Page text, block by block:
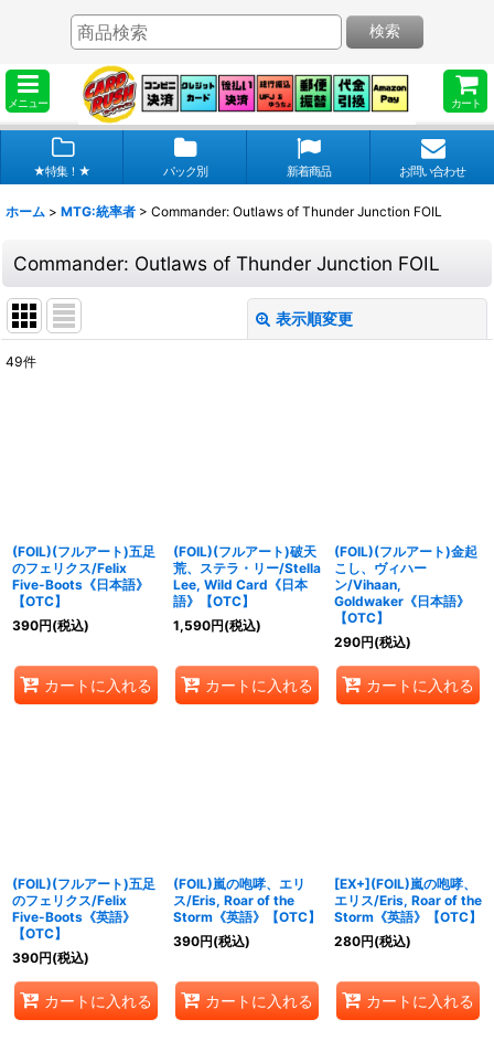
メニュー カート
検索
★特集！★ パック別 新着商品 お問い合わせ
ホーム > MTG:統率者 > Commander: Outlaws of Thunder Junction FOIL
Commander: Outlaws of Thunder Junction FOIL
表示順変更
絞り込む
49件
(FOIL)(フルアート)五足
のフェリクス/Felix
Five-Boots《日本語》
【OTC】
390円(税込)
カートに入れる
(FOIL)(フルアート)破天
荒、ステラ・リー/Stella
Lee, Wild Card《日本
語》【OTC】
1,590円(税込)
カートに入れる
(FOIL)(フルアート)金起
こし、ヴィハー
ン/Vihaan,
Goldwaker《日本語》
【OTC】
290円(税込)
カートに入れる
(FOIL)(フルアート)五足
のフェリクス/Felix
Five-Boots《英語》
【OTC】
390円(税込)
カートに入れる
(FOIL)嵐の咆哮、エリ
ス/Eris, Roar of the
Storm《英語》【OTC】
390円(税込)
カートに入れる
[EX+](FOIL)嵐の咆哮、
エリス/Eris, Roar of the
Storm《英語》【OTC】
280円(税込)
カートに入れる